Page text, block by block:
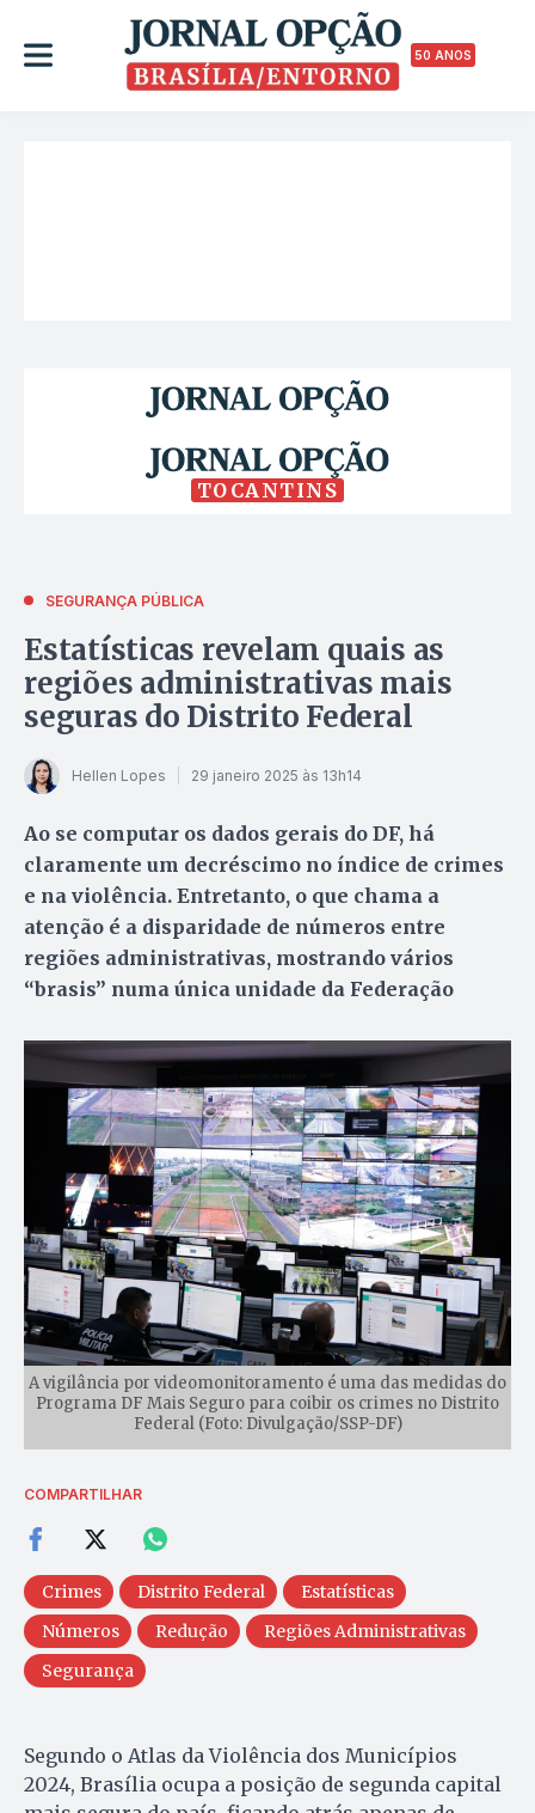
50 ANOS
TOCANTINS
SEGURANÇA PÚBLICA
Estatísticas revelam quais as
regiões administrativas mais
seguras do Distrito Federal
Hellen Lopes 29 janeiro 2025 às 13h14
Ao se computar os dados gerais do DF, há
claramente um decréscimo no índice de crimes
e na violência. Entretanto, o que chama a
atenção é a disparidade de números entre
regiões administrativas, mostrando vários
“brasis” numa única unidade da Federação
A vigilância por videomonitoramento é uma das medidas do
Programa DF Mais Seguro para coibir os crimes no Distrito
Federal (Foto: Divulgação/SSP-DF)
COMPARTILHAR
Crimes Distrito Federal
Estatísticas
Números
Redução
Regiões Administrativas
Segurança
Segundo o Atlas da Violência dos Municípios
2024, Brasília ocupa a posição de segunda capital